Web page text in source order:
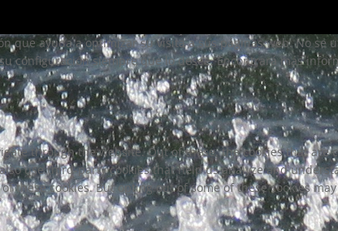
que ayuda a optimizar su visita a sus páginas web. No
configuración siempre que lo desee. Encontrará más
through the website. Out of these, the cookies that
use third-party cookies that help us analyze and
these cookies. But opting out of some of these cookies